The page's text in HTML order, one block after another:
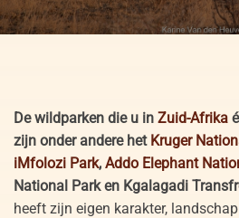
De wildparken die u in Zuid-Afrika
zijn onder andere het Kruger
iMfolozi Park, Addo Elephant
National Park en Kgalagadi
heeft zijn eigen karakter,